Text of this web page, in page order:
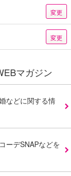
変更
変更
マガジン
などに関する情
ーデSNAPなどを